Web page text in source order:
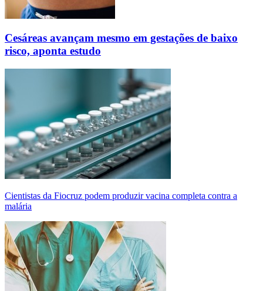
Cesáreas avançam mesmo em gestações de baixo
risco, aponta estudo
Cientistas da Fiocruz podem produzir vacina completa contra a
malária